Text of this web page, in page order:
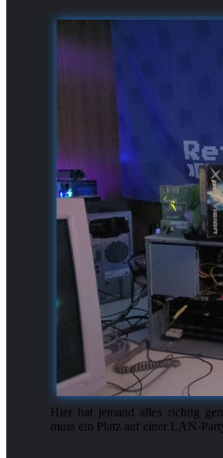
Hier hat jemand alles richtig
muss ein Platz auf einer LAN-